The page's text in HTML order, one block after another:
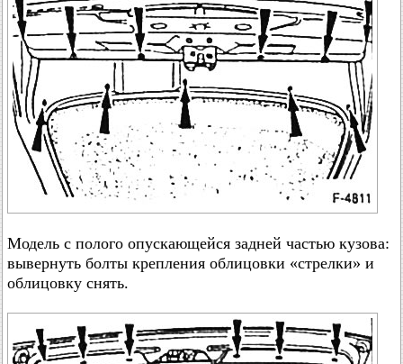
Модель с полого опускающейся задней частью кузова:
вывернуть болты крепления облицовки «стрелки» и
облицовку снять.